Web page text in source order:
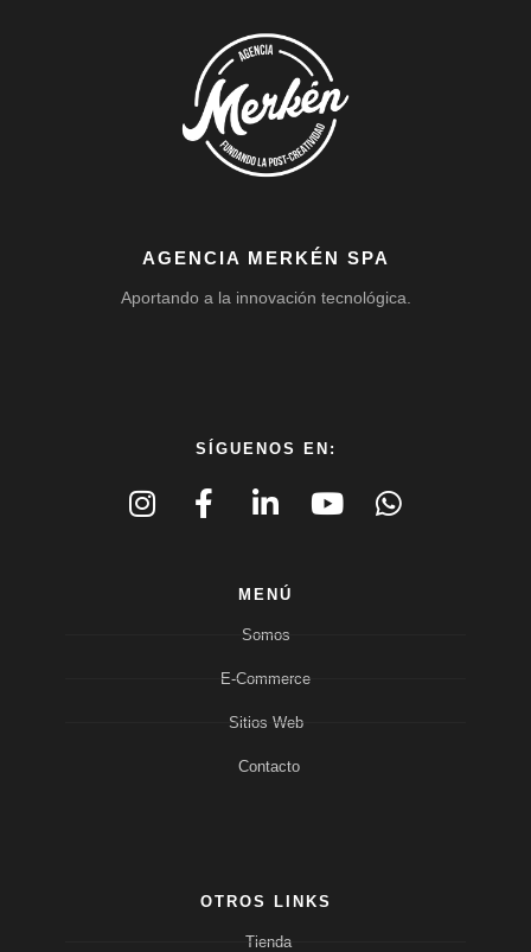
AGENCIA MERKÉN SPA
Aportando a la innovación tecnológica.
SÍGUENOS EN:
MENÚ
Somos
E-Commerce
Sitios Web
Contacto
OTROS LINKS
Tienda